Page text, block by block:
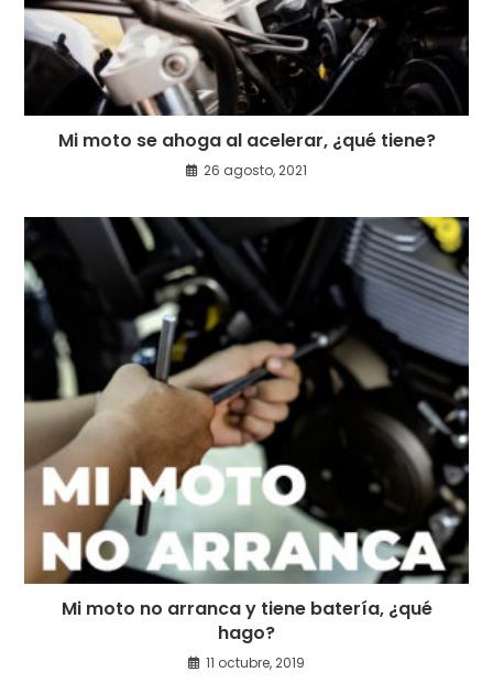
Mi moto se ahoga al acelerar, ¿qué tiene?
26 agosto, 2021
Mi moto no arranca y tiene batería, ¿qué
hago?
11 octubre, 2019